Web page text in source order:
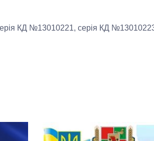
КД №13010221, серія КД